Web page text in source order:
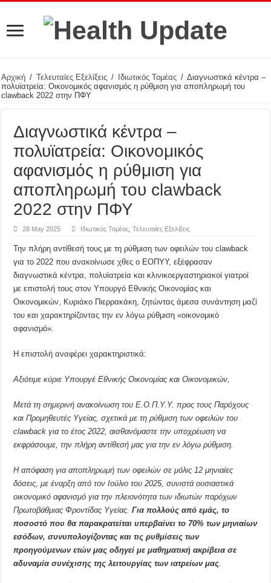
Αρχική / Τελευταίες Εξελίξεις / Ιδιωτικός Τομέας / Διαγνωστικά κέντρα –
πολυϊατρεία: Οικονομικός αφανισμός η ρύθμιση για αποπληρωμή του
clawback 2022 στην ΠΦΥ
Διαγνωστικά κέντρα –
πολυϊατρεία: Οικονομικός
αφανισμός η ρύθμιση για
αποπληρωμή του clawback
2022 στην ΠΦΥ
28 May 2025 Ιδιωτικός Τομέας ,Τελευταίες Εξελίξεις
Την πλήρη αντίθεσή τους με τη ρύθμιση των οφειλών του clawback
για το 2022 που ανακοίνωσε χθες ο ΕΟΠΥΥ, εξέφρασαν
διαγνωστικά κέντρα, πολυϊατρεία και κλινικοεργαστηριακοί γιατροί
με επιστολή τους στον Υπουργό Εθνικής Οικονομίας και
Οικονομικών, Κυριάκο Πιερρακάκη, ζητώντας άμεσα συνάντηση μαζί
του και χαρακτηρίζοντας την εν λόγω ρύθμιση «οικονομικό
αφανισμό».
Η επιστολή αναφέρει χαρακτηριστικά:
Αξιότιμε κύριε Υπουργέ Εθνικής Οικονομίας και Οικονομικών,
Μετά τη σημερινή ανακοίνωση του Ε.Ο.Π.Υ.Υ. προς τους Παρόχους
και Προμηθευτές Υγείας, σχετικά με τη ρύθμιση των οφειλών του
clawback για το έτος 2022, αισθανόμαστε την υποχρέωση να
εκφράσουμε, την πλήρη αντίθεσή μας για την εν λόγω ρύθμιση.
Η απόφαση για αποπληρωμή των οφειλών σε μόλις 12 μηνιαίες
δόσεις, με έναρξη από τον Ιούλιο του 2025, συνιστά ουσιαστικά
οικονομικό αφανισμό για την πλειονότητα των ιδιωτών παρόχων
Πρωτοβάθμιας Φροντίδας Υγείας.Για πολλούς από εμάς, το
ποσοστό που θα παρακρατείται υπερβαίνει το 70% των μηνιαίων
εσόδων, συνυπολογίζοντας και τις ρυθμίσεις των
προηγούμενων ετών μας οδηγεί με μαθηματική ακρίβεια σε
αδυναμία συνέχισης της λειτουργίας των ιατρείων μας